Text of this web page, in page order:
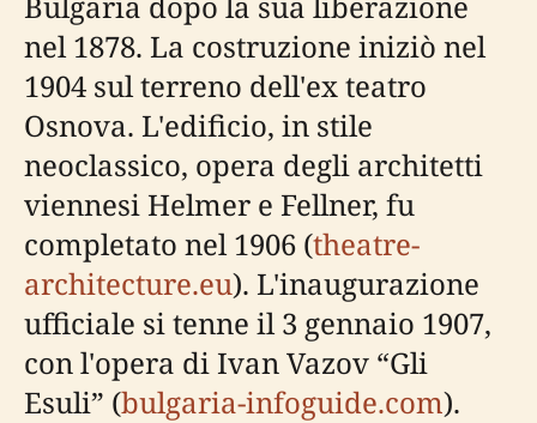
nel 1878. La costruzione iniziò nel
1904 sul terreno dell'ex teatro
Osnova. L'edificio, in stile
neoclassico, opera degli architetti
viennesi Helmer e Fellner, fu
completato nel 1906 (theatre-
architecture.eu). L'inaugurazione
ufficiale si tenne il 3 gennaio 1907,
con l'opera di Ivan Vazov “Gli
Esuli” (bulgaria-infoguide.com).